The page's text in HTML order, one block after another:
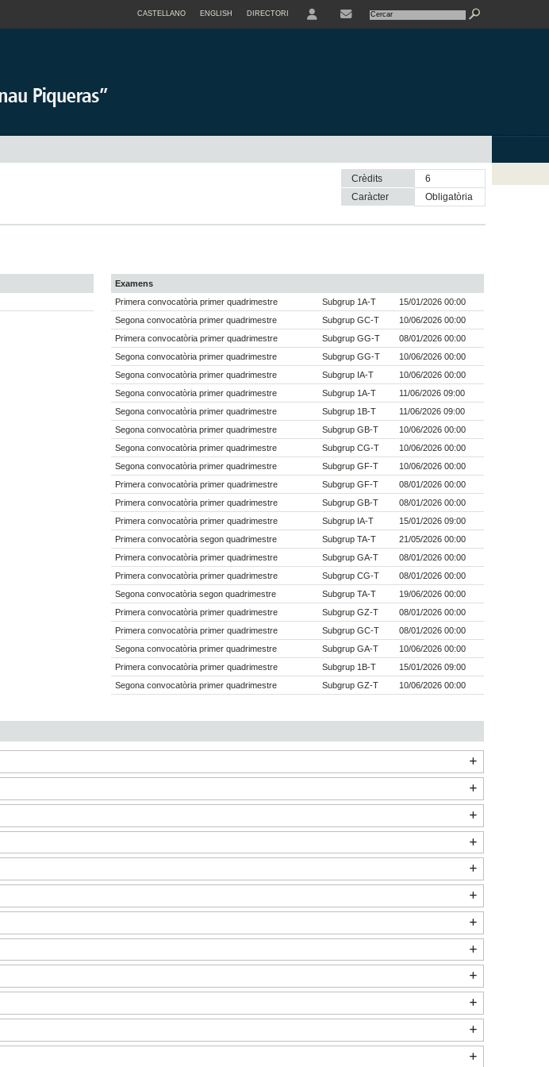
CASTELLANO ENGLISH DIRECTORI
Crèdits
6
Caràcter
obligatòria
Examens
Primera convocatòria primer quadrimestre
Subgrup 1A-T
15/01/2026 00:00
Segona convocatòria primer quadrimestre
Subgrup GC-T
10/06/2026 00:00
Primera convocatòria primer quadrimestre
Subgrup GG-T
08/01/2026 00:00
Segona convocatòria primer quadrimestre
Subgrup GG-T
10/06/2026 00:00
Segona convocatòria primer quadrimestre
Subgrup IA-T
10/06/2026 00:00
Segona convocatòria primer quadrimestre
Subgrup 1A-T
11/06/2026 09:00
Segona convocatòria primer quadrimestre
Subgrup 1B-T
11/06/2026 09:00
Segona convocatòria primer quadrimestre
Subgrup GB-T
10/06/2026 00:00
Segona convocatòria primer quadrimestre
Subgrup CG-T
10/06/2026 00:00
Segona convocatòria primer quadrimestre
Subgrup GF-T
10/06/2026 00:00
Primera convocatòria primer quadrimestre
Subgrup GF-T
08/01/2026 00:00
Primera convocatòria primer quadrimestre
Subgrup GB-T
08/01/2026 00:00
Primera convocatòria primer quadrimestre
Subgrup IA-T
15/01/2026 09:00
Primera convocatòria segon quadrimestre
Subgrup TA-T
21/05/2026 00:00
Primera convocatòria primer quadrimestre
Subgrup GA-T
08/01/2026 00:00
Primera convocatòria primer quadrimestre
Subgrup CG-T
08/01/2026 00:00
Segona convocatòria segon quadrimestre
Subgrup TA-T
19/06/2026 00:00
Primera convocatòria primer quadrimestre
Subgrup GZ-T
08/01/2026 00:00
Primera convocatòria primer quadrimestre
Subgrup GC-T
08/01/2026 00:00
Segona convocatòria primer quadrimestre
Subgrup GA-T
10/06/2026 00:00
Primera convocatòria primer quadrimestre
Subgrup 1B-T
15/01/2026 09:00
Segona convocatòria primer quadrimestre
Subgrup GZ-T 10/06/2026 00:00